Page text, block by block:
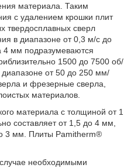
материала. Таким
с удалением крошки плит
твердосплавных сверл
в диапазоне от 0,3 м/с до
4 мм подразумеваются
1500 до 7500 об/
от 50 до 250 мм/
и фрезерные сверла,
материалов.
материала с толщиной от 1
составляет от 1,5 до 4 мм,
3 мм. Плиты Pamitherm®
необходимыми